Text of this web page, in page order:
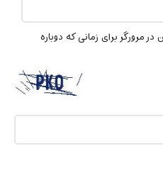
مرورگر برای زمانی که دوباره